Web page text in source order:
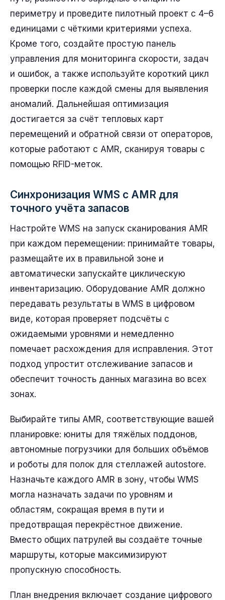
периметру и проведите пилотный проект с 4–6
единицами с чёткими критериями успеха.
Кроме того, создайте простую панель
управления для мониторинга скорости, задач
и ошибок, а также используйте короткий цикл
проверки после каждой смены для выявления
аномалий. Дальнейшая оптимизация
достигается за счёт тепловых карт
перемещений и обратной связи от операторов,
которые работают с AMR, сканируя товары с
помощью RFID-меток.
Синхронизация WMS с AMR для
точного учёта запасов
Настройте WMS на запуск сканирования AMR
при каждом перемещении: принимайте товары,
размещайте их в правильной зоне и
автоматически запускайте циклическую
инвентаризацию. Оборудование AMR должно
передавать результаты в WMS в цифровом
виде, которая проверяет подсчёты с
ожидаемыми уровнями и немедленно
помечает расхождения для исправления. Этот
подход упростит отслеживание запасов и
обеспечит точность данных магазина во всех
зонах.
Выбирайте типы AMR, соответствующие вашей
планировке: юниты для тяжёлых поддонов,
автономные погрузчики для больших объёмов
и роботы для полок для стеллажей autostore.
Назначьте каждого AMR в зону, чтобы WMS
могла назначать задачи по уровням и
областям, сокращая время в пути и
предотвращая перекрёстное движение.
Вместо общих патрулей вы создаёте точные
маршруты, которые максимизируют
пропускную способность.
План внедрения включает создание цифрового